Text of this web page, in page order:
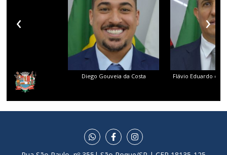
Diego Gouveia da Costa Flávio Eduardo dos
‹ ›